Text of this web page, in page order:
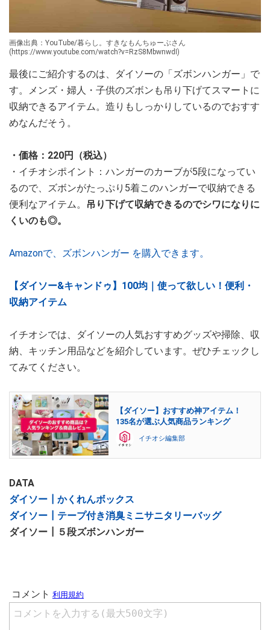
画像出典：YouTube/暮らし。すきなもんちゅーぶさん
(https://www.youtube.com/watch?v=RzS8MbwnwdI)
最後にご紹介するのは、ダイソーの「ズボンハンガー」で
す。メンズ・婦人・子供のズボンも吊り下げてスマートに
収納できるアイテム。造りもしっかりしているのでおすす
めなんだそう。
・価格：220円（税込）
・イチオシポイント：ハンガーのカーブが5段になってい
るので、ズボンがたっぷり5着このハンガーで収納できる
便利なアイテム。
吊り下げて収納できるのでシワになりに
くいのも◎。
Amazonで、ズボンハンガー を購入できます。
【ダイソー&キャンドゥ】100均｜使って欲しい！便利・
収納アイテム
イチオシでは、ダイソーの人気おすすめグッズや掃除、収
納、キッチン用品などを紹介しています。ぜひチェックし
てみてください。
【ダイソー】おすすめ神アイテム！
135名が選ぶ人気商品ランキング
イチオシ編集部
DATA
ダイソー┃かくれんボックス
ダイソー┃テープ付き消臭ミニサニタリーバッグ
ダイソー┃５段ズボンハンガー